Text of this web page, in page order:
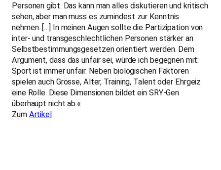
Personen gibt. Das kann man alles diskutieren und kritisch
sehen, aber man muss es zumindest zur Kenntnis
nehmen. […] In meinen Augen sollte die Partizipation von
inter- und transgeschlechtlichen Personen stärker an
Selbstbestimmungsgesetzen orientiert werden. Dem
Argument, dass das unfair sei, würde ich begegnen mit:
Sport ist immer unfair. Neben biologischen Faktoren
spielen auch Grösse, Alter, Training, Talent oder Ehrgeiz
eine Rolle. Diese Dimensionen bildet ein SRY-Gen
überhaupt nicht ab.«
Zum Artikel